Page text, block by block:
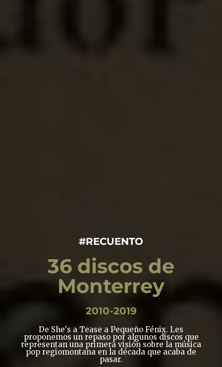
#RECUENTO
36 discos de
Monterrey
2010-2019
De She's a Tease a Pequeño Fénix. Les
proponemos un repaso por algunos discos que
representan una primera visión sobre la música
pop regiomontana en la década que acaba de
pasar.